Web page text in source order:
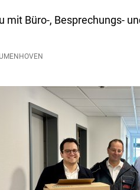
mit Büro-, Besprechungs-